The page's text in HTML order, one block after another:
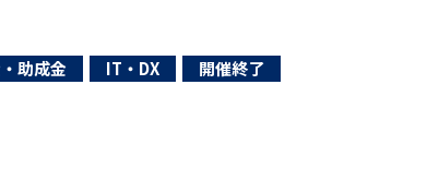
助成金 IT・DX 開催終了